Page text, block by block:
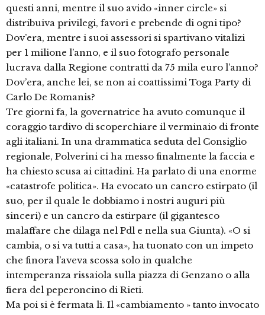
questi anni, mentre il suo avido «inner circle» si
distribuiva privilegi, favori e prebende di ogni tipo?
Dov’era, mentre i suoi assessori si spartivano vitalizi
per 1 milione l’anno, e il suo fotografo personale
lucrava dalla Regione contratti da 75 mila euro l’anno?
Dov’era, anche lei, se non ai coattissimi Toga Party di
Carlo De Romanis?
Tre giorni fa, la governatrice ha avuto comunque il
coraggio tardivo di scoperchiare il verminaio di fronte
agli italiani. In una drammatica seduta del Consiglio
regionale, Polverini ci ha messo finalmente la faccia e
ha chiesto scusa ai cittadini. Ha parlato di una enorme
«catastrofe politica». Ha evocato un cancro estirpato (il
suo, per il quale le dobbiamo i nostri auguri più
sinceri) e un cancro da estirpare (il gigantesco
malaffare che dilaga nel Pdl e nella sua Giunta). «O si
cambia, o si va tutti a casa», ha tuonato con un impeto
che finora l’aveva scossa solo in qualche
intemperanza rissaiola sulla piazza di Genzano o alla
fiera del peperoncino di Rieti.
Ma poi si è fermata lì. Il «cambiamento » tanto invocato